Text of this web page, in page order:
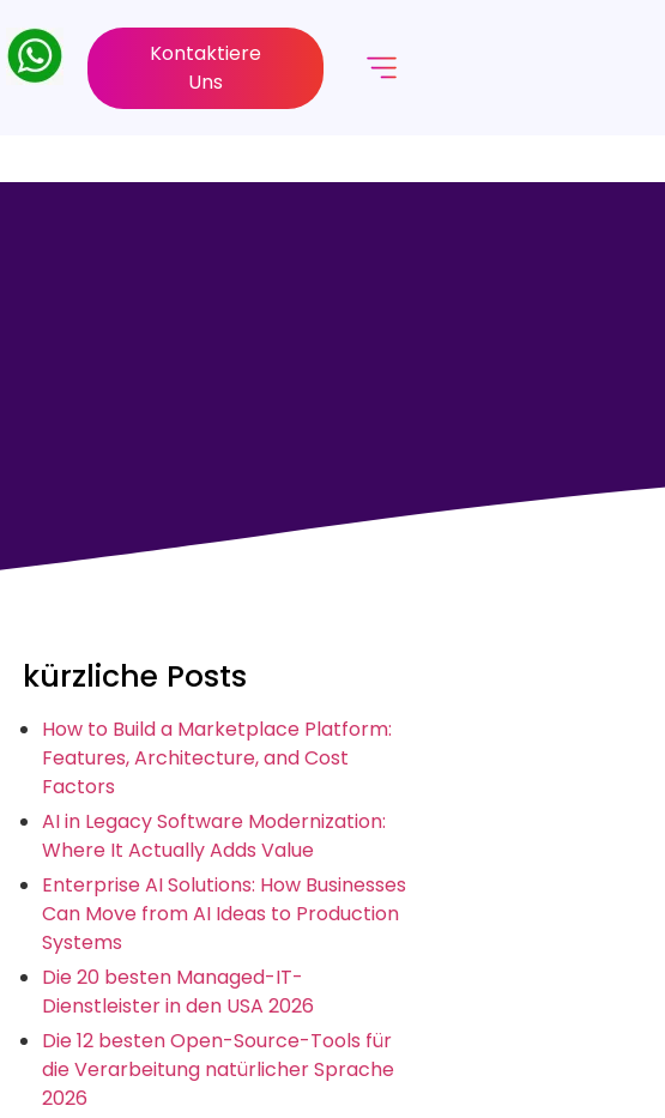
Kontaktiere
Uns
kürzliche Posts
How to Build a Marketplace Platform:
Features, Architecture, and Cost
Factors
AI in Legacy Software Modernization:
Where It Actually Adds Value
Enterprise AI Solutions: How Businesses
Can Move from AI Ideas to Production
Systems
Die 20 besten Managed-IT-
Dienstleister in den USA 2026
Die 12 besten Open-Source-Tools für
die Verarbeitung natürlicher Sprache
2026